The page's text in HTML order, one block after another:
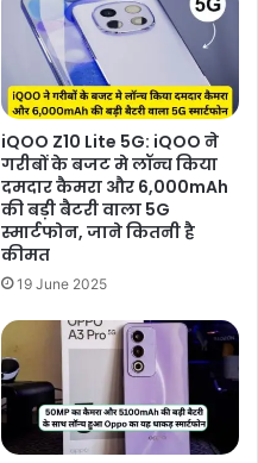
iQOO Z10 Lite 5G: iQOO ने
गरीबों के बजट मे लॉन्च किया
दमदार कैमरा और 6,000mAh
की बड़ी बैटरी वाला 5G
स्मार्टफोन, जाने कितनी है
कीमत
19 June 2025